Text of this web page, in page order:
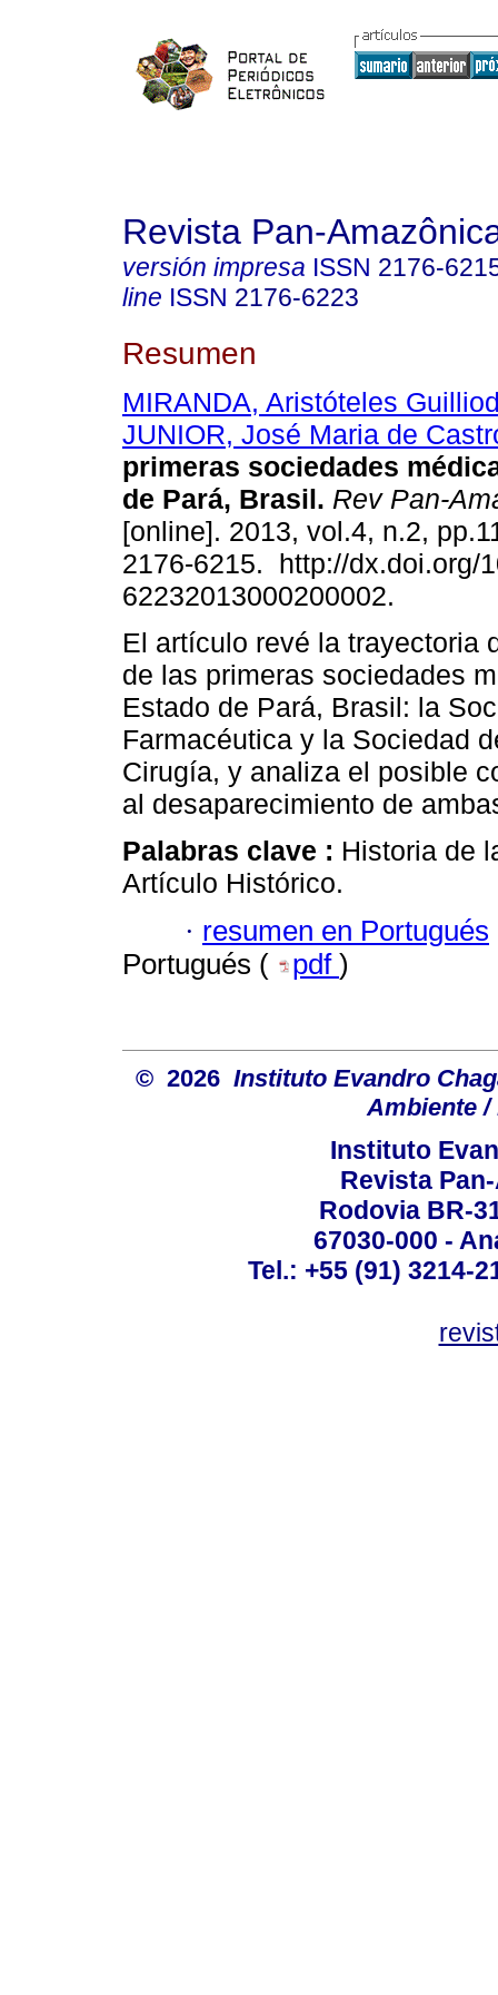
Revista Pan-
versión impresa ISSN 2176-
line ISSN 2176-6223
Resumen
MIRANDA, Aristóteles
JUNIOR, José Maria de
primeras sociedades
de Pará, Brasil. Rev Pan-
[online]. 2013, vol.4, n.2,
2176-6215. http://dx.doi.org/
62232013000200002.
El artículo revé la trayectoria
de las primeras sociedades
Estado de Pará, Brasil: la
Farmacéutica y la Sociedad
Cirugía, y analiza el posible
al desaparecimiento de
Palabras clave : Historia de
Artículo Histórico.
· resumen en Portugués
Portugués (
pdf )
© 2026 Instituto Evandro
Ambiente /
Instituto
Revista
Rodovia BR-
67030-000 -
Tel.: +55 (91) 3214-